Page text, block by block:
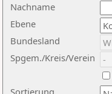
Nachname
Ebene
Sortierung
Bundesland
Spgem./Kreis/Verein